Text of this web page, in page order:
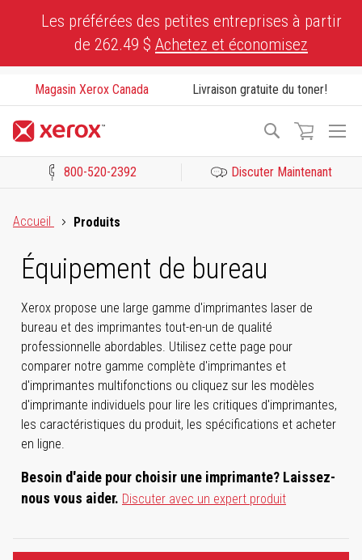
Les préférées des petites entreprises à partir
de 262.49 $ Achetez et économisez
Magasin Xerox Canada Livraison gratuite du toner!
Recherche
800-520-2392 Discuter Maintenant
Accueil
Produits
Équipement de bureau
Xerox propose une large gamme d'imprimantes laser de
bureau et des imprimantes tout-en-un de qualité
professionnelle abordables. Utilisez cette page pour
comparer notre gamme complète d'imprimantes et
d'imprimantes multifonctions ou cliquez sur les modèles
d'imprimante individuels pour lire les critiques d'imprimantes,
les caractéristiques du produit, les spécifications et acheter
en ligne.
Besoin d'aide pour choisir une imprimante? Laissez-
nous vous aider. Discuter avec un expert produit